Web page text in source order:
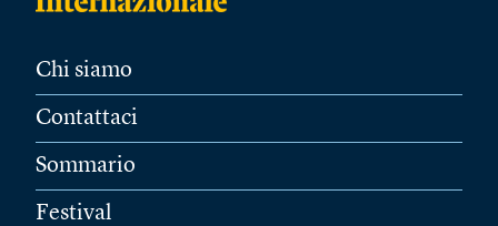
Chi siamo
Contattaci
Sommario
Festival